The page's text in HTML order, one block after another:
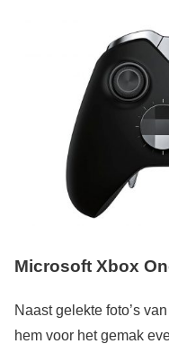
Microsoft Xbox
Naast gelekte foto’s
hem voor het gemak